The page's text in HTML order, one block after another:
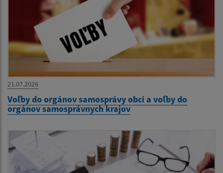
21.07.2026
Voľby do orgánov samosprávy obcí a voľby do
orgánov samosprávnych krajov